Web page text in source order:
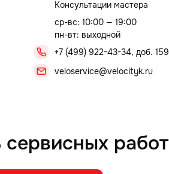
Консультации мастера
ср-вс: 10:00 — 19:00
пн-вт: выходной
+7 (499) 922-43-34, доб. 159
veloservice@velocityk.ru
работ